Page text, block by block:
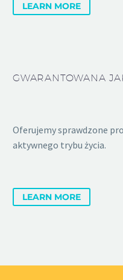
LEARN MORE
GWARANTOWANA
Oferujemy sprawdzone
aktywnego trybu życia.
LEARN MORE